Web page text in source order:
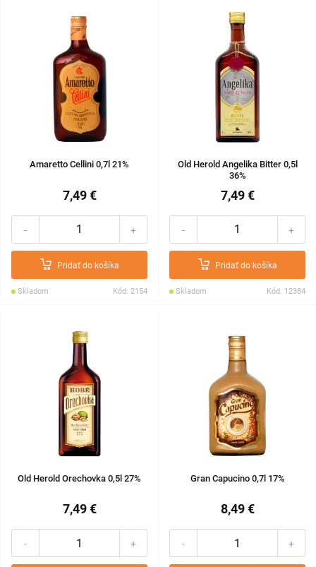
Amaretto Cellini 0,7l 21%
7,49 €
- +
Pridať do košíka
Skladom Kód: 2154
Old Herold Angelika Bitter 0,5l
36%
7,49 €
- +
Pridať do košíka
Skladom Kód: 12384
Old Herold Orechovka 0,5l 27%
7,49 €
- +
Gran Capucino 0,7l 17%
8,49 €
- +